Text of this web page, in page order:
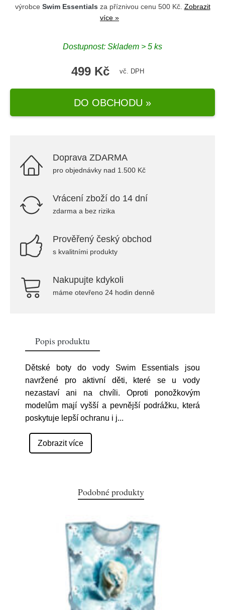
výrobce Swim Essentials za příznivou cenu 500 Kč. Zobrazit
více »
Dostupnost: Skladem > 5 ks
499 Kč vč. DPH
DO OBCHODU »
Doprava ZDARMA
pro objednávky nad 1.500 Kč
Vrácení zboží do 14 dní
zdarma a bez rizika
Prověřený český obchod
s kvalitními produkty
Nakupujte kdykoli
máme otevřeno 24 hodin denně
Popis produktu
Dětské boty do vody Swim Essentials jsou
navržené pro aktivní děti, které se u vody
nezastaví ani na chvíli. Oproti ponožkovým
modelům mají vyšší a pevnější podrážku, která
poskytuje lepší ochranu i j...
Zobrazit více
Podobné produkty